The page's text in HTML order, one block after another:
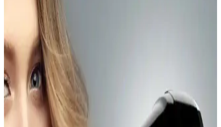
Hemorox 3'lü Krem Seti ile Hemoroid
Rahatsızlıklarına Etkili Çözüm Sunar
Hemorox 3'lü krem seti, hemoroidlerin neden olduğu rahatsızlıkları
hafifletir, şişlikleri azaltır ve iyileşme sürecini hızlandırır, düzenli
kullanımda kısa sürede etkili sonuçlar sağlar.
2024 Yılında En İyi Kaşıntı Kremleri ve Kullanım
İpuçları
2024 yılında öne çıkan, dermatolojik testlerden geçmiş ve cilt dostu
kaşıntı kremleri hakkında bilgiler, içerik, kullanım alanları ve dikkat
edilmesi gerekenler detaylı şekilde sunuluyor.